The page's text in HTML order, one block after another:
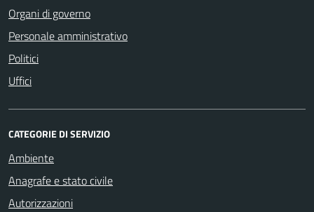
Organi di governo
Personale amministrativo
Politici
Uffici
CATEGORIE DI SERVIZIO
Ambiente
Anagrafe e stato civile
Autorizzazioni